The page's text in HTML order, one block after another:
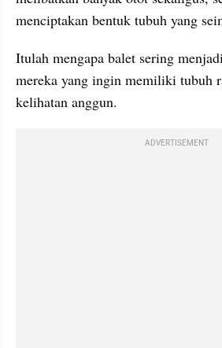
menciptakan bentuk tubuh yang
Itulah mengapa balet sering
mereka yang ingin memiliki tubuh
kelihatan anggun.
ADVERTISEMENT